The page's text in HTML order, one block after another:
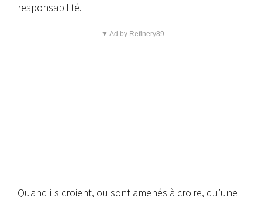
responsabilité.
▼ Ad by Refinery89
Quand ils croient, ou sont amenés à croire, qu’une